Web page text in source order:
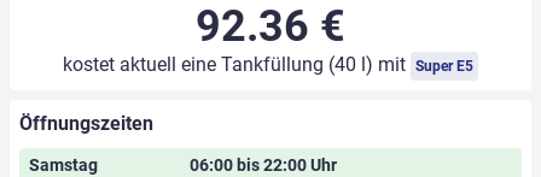
92.36 €
kostet aktuell eine Tankfüllung (40 l) mit Super E5
Öffnungszeiten
Samstag 06:00 bis 22:00 Uhr